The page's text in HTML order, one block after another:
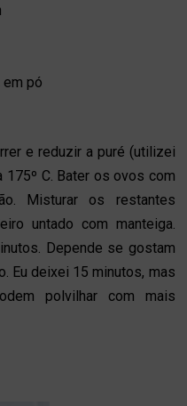
em pó
e reduzir a puré (utilizei
175º C. Bater os ovos com
Misturar os restantes
untado com manteiga.
Depende se gostam
Eu deixei 15 minutos, mas
polvilhar com mais